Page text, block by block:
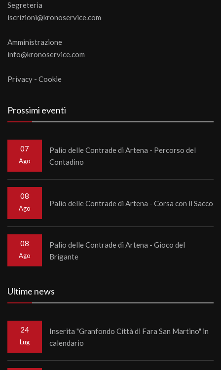
Segreteria
iscrizioni@kronoservice.com
Amministrazione
info@kronoservice.com
Privacy - Cookie
Prossimi eventi
07
Ago
Palio delle Contrade di Artena - Percorso del
Contadino
08
Ago
Palio delle Contrade di Artena - Corsa con il Sacco
08
Ago
Palio delle Contrade di Artena - Gioco del
Brigante
Ultime news
24
Lug
Inserita "Granfondo Città di Fara San Martino" in
calendario